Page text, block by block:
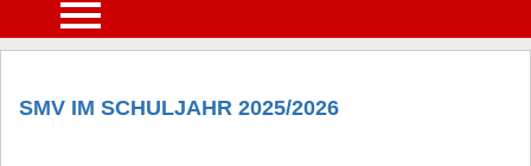
SMV IM SCHULJAHR 2025/2026